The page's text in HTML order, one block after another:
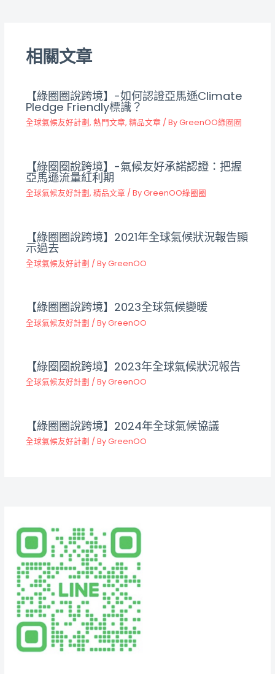
相關文章
【綠圈圈說跨境】-如何認證亞馬遜Climate
Pledge Friendly標識？
全球氣候友好計劃, 熱門文章, 精品文章 / ByGreenOO綠圈圈
【綠圈圈說跨境】-氣候友好承諾認證：把握
亞馬遜流量紅利期
全球氣候友好計劃, 精品文章 / ByGreenOO綠圈圈
【綠圈圈說跨境】2021年全球氣候狀況報告顯
示過去
全球氣候友好計劃 / ByGreenOO
【綠圈圈說跨境】2023全球氣候變暖
全球氣候友好計劃 / ByGreenOO
【綠圈圈說跨境】2023年全球氣候狀況報告
全球氣候友好計劃 / ByGreenOO
【綠圈圈說跨境】2024年全球氣候協議
全球氣候友好計劃 / ByGreenOO